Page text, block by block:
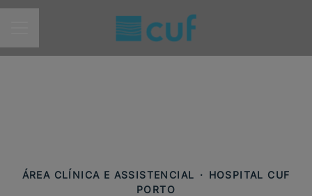
MENU DE CARREIRAS
ÁREA CLÍNICA E ASSISTENCIAL · HOSPITAL CUF
PORTO